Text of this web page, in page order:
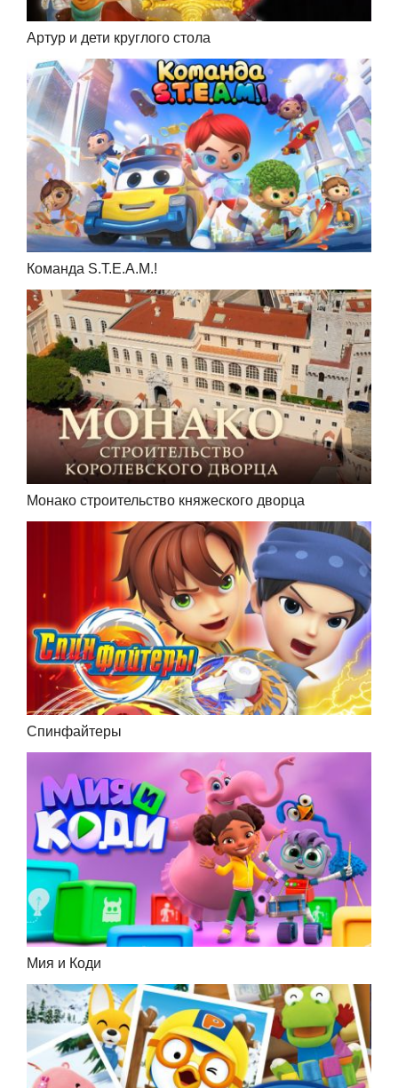
Артур и дети круглого стола
Команда S.T.E.A.M.!
Монако строительство княжеского дворца
Спинфайтеры
Мия и Коди